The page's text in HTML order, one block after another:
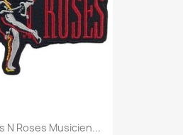
N Roses Musicien...